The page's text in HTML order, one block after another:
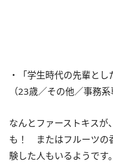
・「学生時代の先輩とし
（23歳／その他／事務系
なんとファーストキスが
も！ またはフルーツの
験した人もいるようです